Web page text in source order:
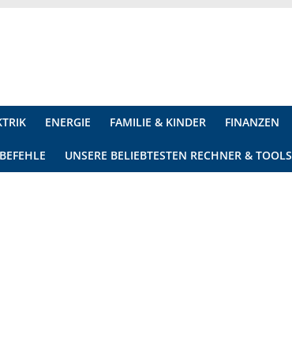
ENERGIE FAMILIE & KINDER FINANZEN
UNSERE BELIEBTESTEN RECHNER & TOOLS